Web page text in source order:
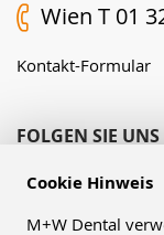
Cookie Hinweis
M+W Dental
Wien T 01
Kontakt-Formular
FOLGEN SIE UNS